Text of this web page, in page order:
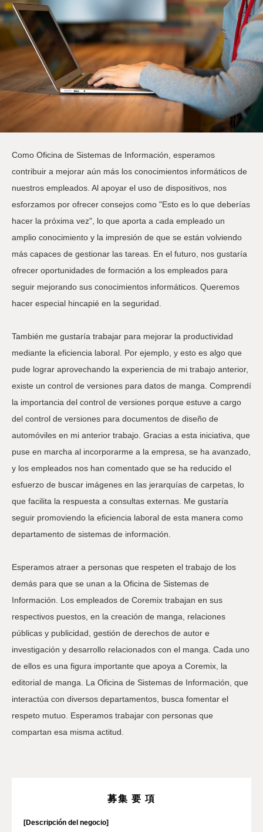
Como Oficina de Sistemas de Información, esperamos
contribuir a mejorar aún más los conocimientos informáticos de
nuestros empleados. Al apoyar el uso de dispositivos, nos
esforzamos por ofrecer consejos como "Esto es lo que deberías
hacer la próxima vez", lo que aporta a cada empleado un
amplio conocimiento y la impresión de que se están volviendo
más capaces de gestionar las tareas. En el futuro, nos gustaría
ofrecer oportunidades de formación a los empleados para
seguir mejorando sus conocimientos informáticos. Queremos
hacer especial hincapié en la seguridad.
También me gustaría trabajar para mejorar la productividad
mediante la eficiencia laboral. Por ejemplo, y esto es algo que
pude lograr aprovechando la experiencia de mi trabajo anterior,
existe un control de versiones para datos de manga. Comprendí
la importancia del control de versiones porque estuve a cargo
del control de versiones para documentos de diseño de
automóviles en mi anterior trabajo. Gracias a esta iniciativa, que
puse en marcha al incorporarme a la empresa, se ha avanzado,
y los empleados nos han comentado que se ha reducido el
esfuerzo de buscar imágenes en las jerarquías de carpetas, lo
que facilita la respuesta a consultas externas. Me gustaría
seguir promoviendo la eficiencia laboral de esta manera como
departamento de sistemas de información.
Esperamos atraer a personas que respeten el trabajo de los
demás para que se unan a la Oficina de Sistemas de
Información. Los empleados de Coremix trabajan en sus
respectivos puestos, en la creación de manga, relaciones
públicas y publicidad, gestión de derechos de autor e
investigación y desarrollo relacionados con el manga. Cada uno
de ellos es una figura importante que apoya a Coremix, la
editorial de manga. La Oficina de Sistemas de Información, que
interactúa con diversos departamentos, busca fomentar el
respeto mutuo. Esperamos trabajar con personas que
compartan esa misma actitud.
募集 要 項
[Descripción del negocio]